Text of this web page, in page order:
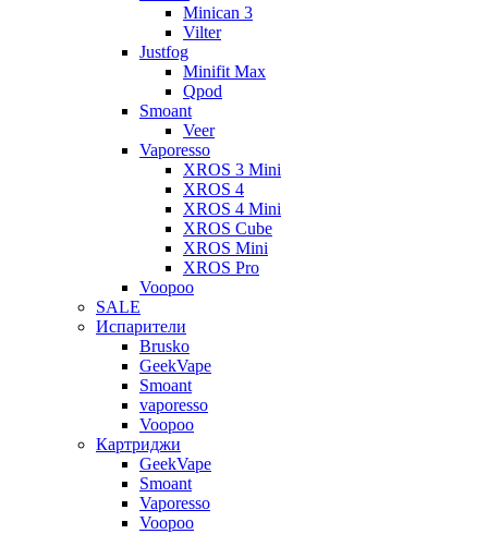
Minican 3
Vilter
Justfog
Minifit Max
Qpod
Smoant
Veer
Vaporesso
XROS 3 Mini
XROS 4
XROS 4 Mini
XROS Cube
XROS Mini
XROS Pro
Voopoo
SALE
Испарители
Brusko
GeekVape
Smoant
vaporesso
Voopoo
Картриджи
GeekVape
Smoant
Vaporesso
Voopoo